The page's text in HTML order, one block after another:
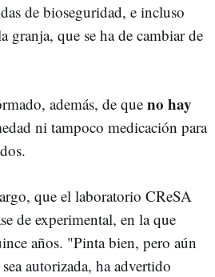
de bioseguridad, e incluso
granja, que se ha de cambiar de
además, de que no hay
ni tampoco medicación para
que el laboratorio CReSA
de experimental, en la que
años. "Pinta bien, pero aún
autorizada, ha advertido